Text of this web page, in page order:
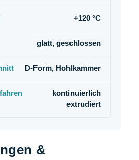
+120 °C
glatt, geschlossen
D-Form, Hohlkammer
kontinuierlich
extrudiert
&